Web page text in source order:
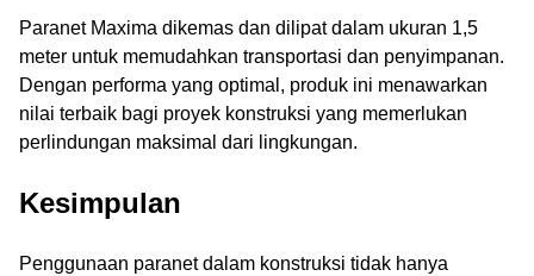
Paranet Maxima dikemas dan dilipat dalam ukuran 1,5
meter untuk memudahkan transportasi dan penyimpanan.
Dengan performa yang optimal, produk ini menawarkan
nilai terbaik bagi proyek konstruksi yang memerlukan
perlindungan maksimal dari lingkungan.
Kesimpulan
Penggunaan paranet dalam konstruksi tidak hanya